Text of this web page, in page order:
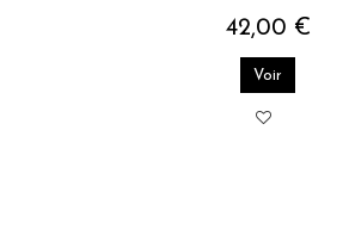
42,00 €
Voir